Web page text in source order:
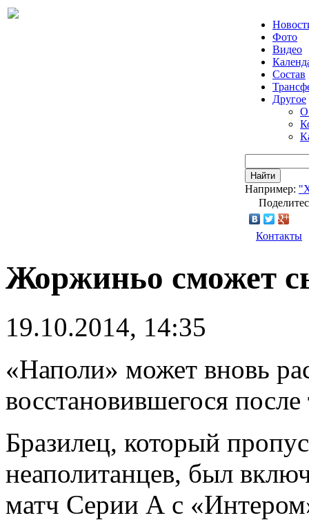
Фото
Видео
Состав
Другое
О
Найти
Например:
Контакты
Жоржиньо сможет
19.10.2014, 14:35
«Наполи» может вновь
восстановившегося
Бразилец, который
неаполитанцев, был
матч Серии А с